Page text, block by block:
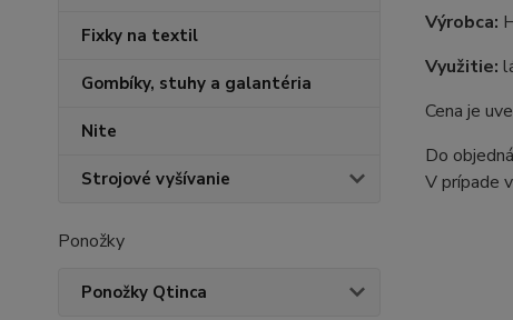
Fixky na textil
Gombíky, stuhy a galantéria
Nite
Strojové vyšívanie
Ponožky
Ponožky Qtinca
Výrobca:
Využitie:
Cena je
Do
V prípade